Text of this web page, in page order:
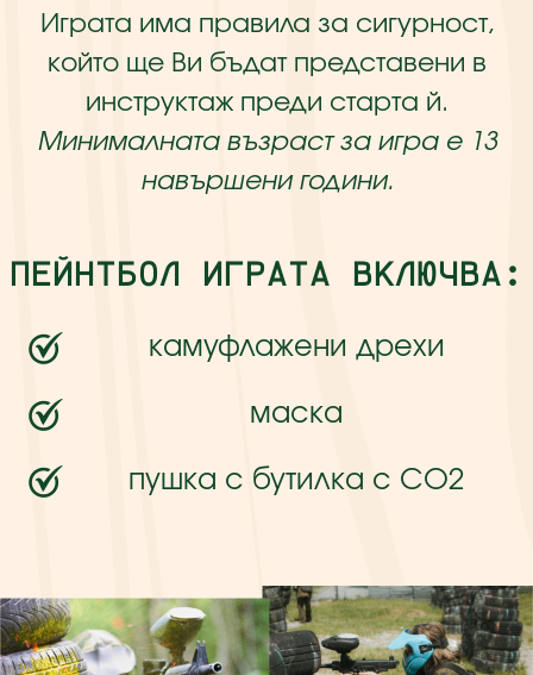
Играта има правила за сигурност,
който ще Ви бъдат представени в
инструктаж преди старта й.
Минималната възраст за игра е 13
навършени години.
ПЕЙНТБОЛ ИГРАТА ВКЛЮЧВА:
камуфлажени дрехи
маска
пушка с бутилка с CO2